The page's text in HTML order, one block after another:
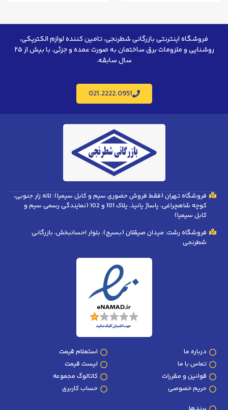
فروشگاه اینترنتی بازرگانی شطرنجی، تامین کننده لوازم الکتریکی،
روشنایی و ملزومات برق ساختمان به صورت عمده و جزئی. با بیش از ۲۵
سال سابقه.
021.2222.0951
فروشگاه تهران (فقط فروش حضوری سیم و کابل سیمیا): لاله زار جنوبی،
کوچه شاهچراغی، پاساژ پانیذ، پلاک 101 و 102 (نمایندگی رسمی سیم و
کابل سیمیا)
فروشگاه رشت: میدان صیقلان (بسیج)، بلوار احسانبخش، بازرگانی
شطرنجی
درباره ما
تماس با ما
قوانین و مقررات
حریم خصوصی
استعلام قیمت
لیست قیمت
کاتالوگ مجموعه
حساب کاربری